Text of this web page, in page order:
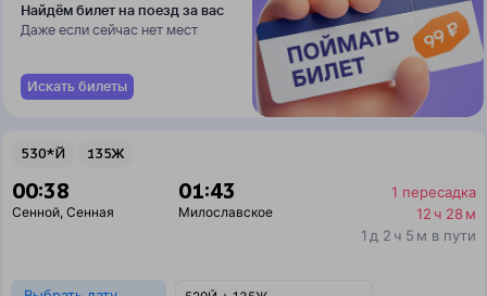
Найдём билет на поезд за вас
Даже если сейчас нет мест
Искать билеты
530*Й 135Ж
00:38
Сенной, Сенная
01:43
Милославское
1 пересадка
12 ч 28 м
1 д 2 ч 5 м в пути